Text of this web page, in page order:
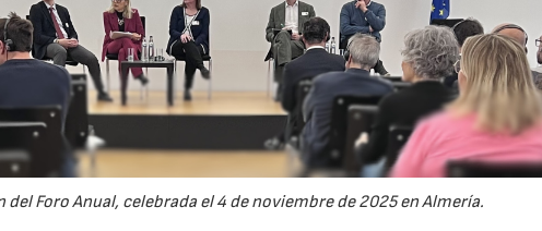
Foro Anual, celebrada el 4 de noviembre de 2025 en Almería.